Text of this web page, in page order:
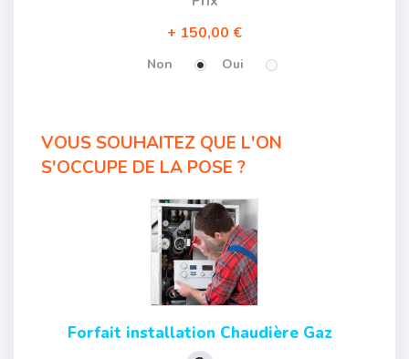
150,00 €
Non Oui
VOUS SOUHAITEZ QUE L'ON
S'OCCUPE DE LA POSE ?
Forfait installation Chaudière Gaz